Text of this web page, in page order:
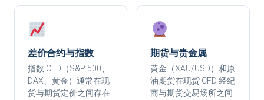
差价合约与指数
指数 CFD（S&P 500、
DAX、黄金）通常在现
货与期货定价之间存在
期货与贵金属
黄金（XAU/USD）和原
油期货在现货 CFD 经纪
商与期货交易场所之间